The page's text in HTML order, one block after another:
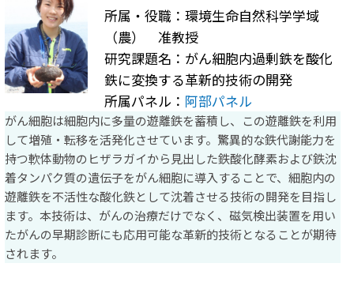
所属・役職：環境生命自然科学学域
（農） 准教授
研究課題名：がん細胞内過剰鉄を酸化
鉄に変換する革新的技術の開発
所属パネル： 阿部パネル
がん細胞は細胞内に多量の遊離鉄を蓄積し、この遊離鉄を利用
して増殖・転移を活発化させています。驚異的な鉄代謝能力を
持つ軟体動物のヒザラガイから見出した鉄酸化酵素および鉄沈
着タンパク質の遺伝子をがん細胞に導入することで、細胞内の
遊離鉄を不活性な酸化鉄として沈着させる技術の開発を目指し
ます。本技術は、がんの治療だけでなく、磁気検出装置を用い
たがんの早期診断にも応用可能な革新的技術となることが期待
されます。